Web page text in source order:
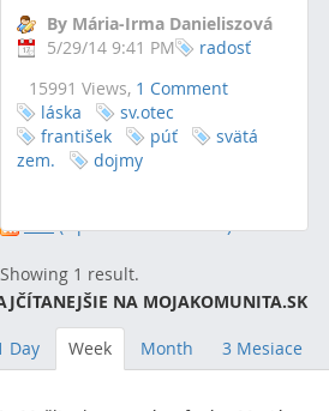
By Mária-Irma Danieliszová
5/29/14 9:41 PM
15991 Views, 1 Comment
radosť
láska
sv.otec
františek
púť
svätá
zem.
dojmy
RSS (Opens New Window)
Showing 1 result.
NA MOJAKOMUNITA.SK
Day Week Month 3 Mesiace